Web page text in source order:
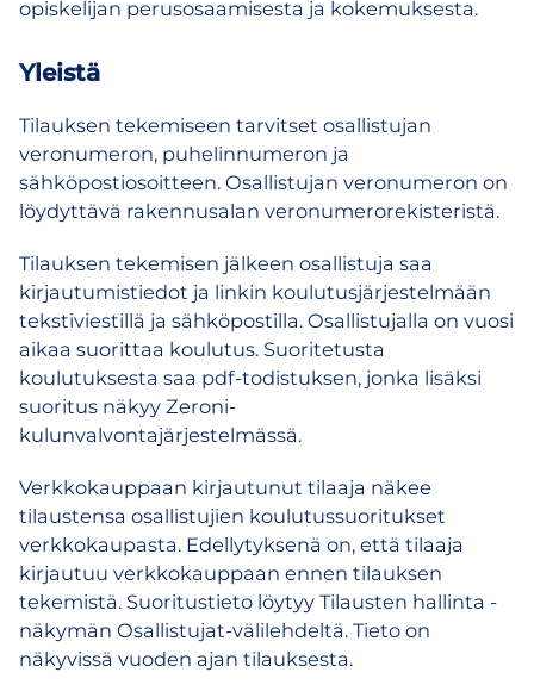
opiskelijan perusosaamisesta ja kokemuksesta.
Yleistä
Tilauksen tekemiseen tarvitset osallistujan
veronumeron, puhelinnumeron ja
sähköpostiosoitteen. Osallistujan veronumeron on
löydyttävä rakennusalan veronumerorekisteristä.
Tilauksen tekemisen jälkeen osallistuja saa
kirjautumistiedot ja linkin koulutusjärjestelmään
tekstiviestillä ja sähköpostilla. Osallistujalla on vuosi
aikaa suorittaa koulutus. Suoritetusta
koulutuksesta saa pdf-todistuksen, jonka lisäksi
suoritus näkyy Zeroni-
kulunvalvontajärjestelmässä.
Verkkokauppaan kirjautunut tilaaja näkee
tilaustensa osallistujien koulutussuoritukset
verkkokaupasta. Edellytyksenä on, että tilaaja
kirjautuu verkkokauppaan ennen tilauksen
tekemistä. Suoritustieto löytyy Tilausten hallinta -
näkymän Osallistujat-välilehdeltä. Tieto on
näkyvissä vuoden ajan tilauksesta.